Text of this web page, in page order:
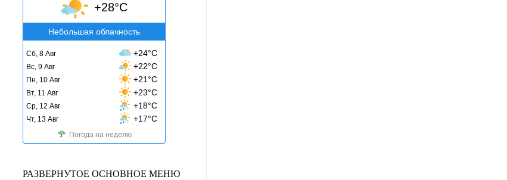
+28°C
Небольшая облачность
Сб, 8 Авг +24°C
Вс, 9 Авг +22°C
Пн, 10 Авг +21°C
Вт, 11 Авг +23°C
Ср, 12 Авг +18°C
Чт, 13 Авг +17°C
Погода на неделю
РАЗВЕРНУТОЕ ОСНОВНОЕ МЕНЮ